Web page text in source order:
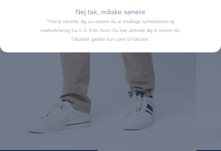
Nej tak, måske senere
*Ved at tilmelde dig accepterer du at modtage nyhedsbreve og
markedsføring fra U.S. Polo Assn. Du kan afmelde dig til enhver tid.
Tilbuddet gælder kun varer til fuld pris.